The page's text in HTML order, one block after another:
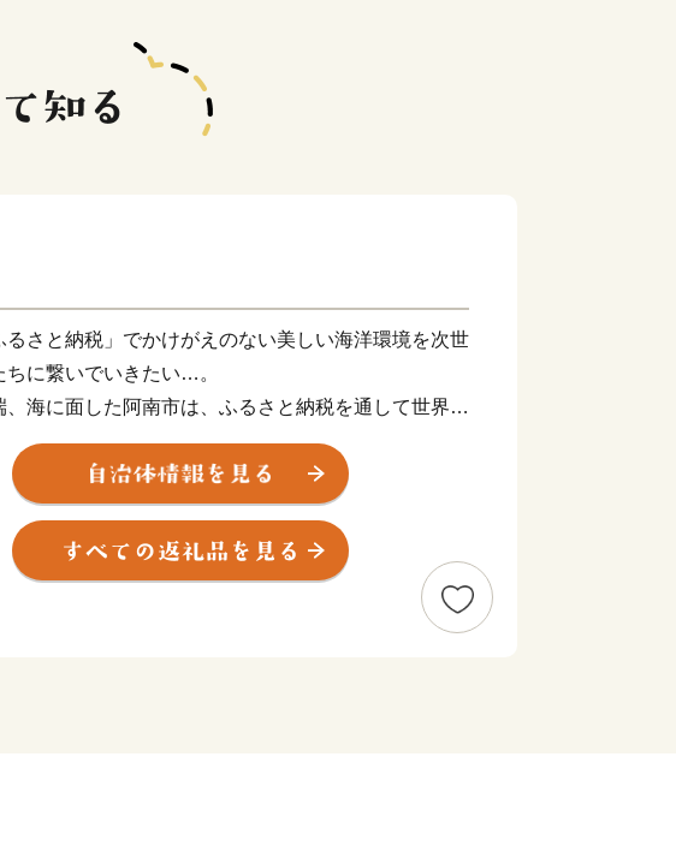
るさと納税」でかけがえのない美しい海洋環境を次世
ちに繋いでいきたい…。
、海に面した阿南市は、ふるさと納税を通して世界規
題となっている海岸・海洋汚染に対して真摯に向き合
ンをおこし、普及していくことによって、持続可能な
実現していく「阿南市オリジナル」の制度運用を行っ
するのは「EARTH SHIP PARTNER ANAN」
登録している事業者です。阿南市では、このESPA事